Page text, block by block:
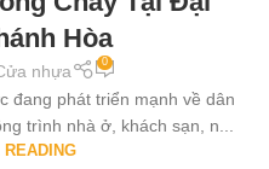
Hòa
nhựa 0
đang phát triển mạnh về dân
trình nhà ở, khách sạn, n...
READING